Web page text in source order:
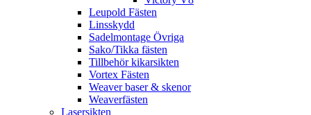
Leupold Fästen
Linsskydd
Sadelmontage Övriga
Sako/Tikka fästen
Tillbehör kikarsikten
Vortex Fästen
Weaver baser & skenor
Weaverfästen
Lasersikten